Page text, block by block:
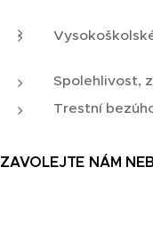
Spolehlivost,
Trestní
ZAVOLEJTE NÁM